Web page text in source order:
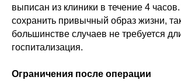
выписан из клиники в течение 4
сохранить привычный образ жизни,
большинстве случаев не требуется
госпитализация.
Ограничения после операции